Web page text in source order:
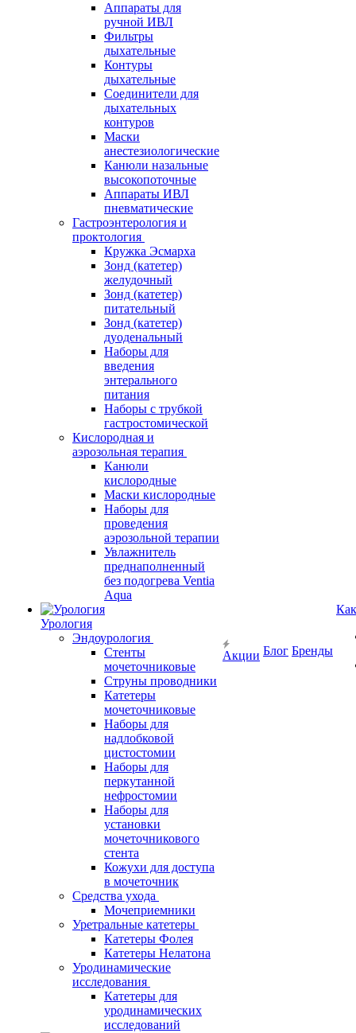
Аппараты для
ручной ИВЛ
Фильтры
дыхательные
Контуры
дыхательные
Соединители для
дыхательных
контуров
Маски
анестезиологические
Канюли назальные
высокопоточные
Аппараты ИВЛ
пневматические
Гастроэнтерология и
проктология
Кружка Эсмарха
Зонд (катетер)
желудочный
Зонд (катетер)
питательный
Зонд (катетер)
дуоденальный
Наборы для
введения
энтерального
питания
Наборы с трубкой
гастростомической
Кислородная и
аэрозольная терапия
Канюли
кислородные
Маски кислородные
Наборы для
проведения
аэрозольной терапии
Увлажнитель
преднаполненный
без подогрева Ventia
Aqua
Урология
Эндоурология
Стенты
мочеточниковые
Струны проводники
Катетеры
мочеточниковые
Наборы для
надлобковой
цистостомии
Наборы для
перкутанной
нефростомии
Наборы для
установки
мочеточникового
стента
Кожухи для доступа
в мочеточник
Средства ухода
Мочеприемники
Уретральные катетеры
Катетеры Фолея
Катетеры Нелатона
Уродинамические
исследования
Катетеры для
уродинамических
исследований
Акции Блог Бренды